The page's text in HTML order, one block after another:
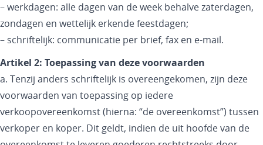
– werkdagen: alle dagen van de week behalve zaterdagen,
zondagen en wettelijk erkende feestdagen;
– schriftelijk: communicatie per brief, fax en e-mail.
Artikel 2: Toepassing van deze voorwaarden
a. Tenzij anders schriftelijk is overeengekomen, zijn deze
voorwaarden van toepassing op iedere
verkoopovereenkomst (hierna: “de overeenkomst”) tussen
verkoper en koper. Dit geldt, indien de uit hoofde van de